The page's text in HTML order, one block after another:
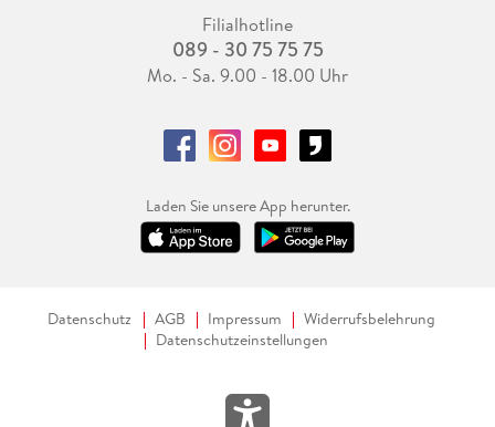
Filialhotline
089 - 30 75 75 75
Mo. - Sa. 9.00 - 18.00 Uhr
Laden Sie unsere App herunter.
Datenschutz AGB Impressum
Widerrufsbelehrung
Datenschutzeinstellungen